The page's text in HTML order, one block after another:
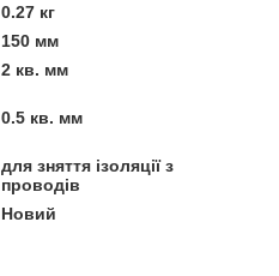
0.27 кг
150 мм
2 кв. мм
0.5 кв. мм
для зняття ізоляції з
проводів
Новий